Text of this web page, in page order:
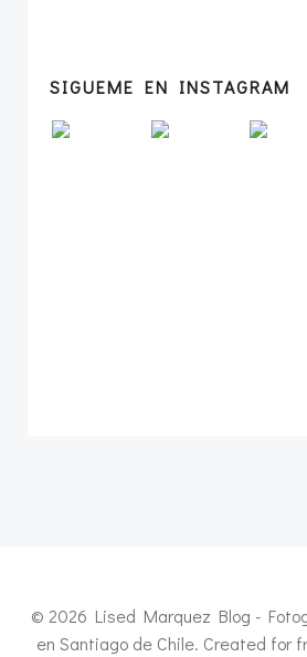
SIGUEME EN INSTAGRAM
© 2026 Lised Marquez Blog -
en Santiago de Chile. Created for